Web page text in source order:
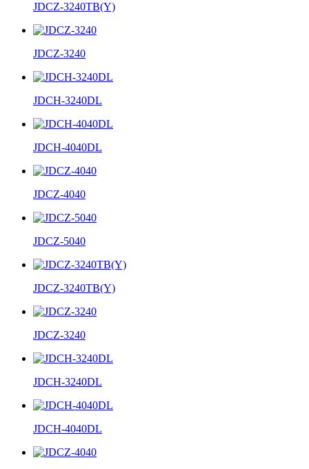
JDCZ-3240TB(Y)
JDCZ-3240
JDCH-3240DL
JDCH-4040DL
JDCZ-4040
JDCZ-5040
JDCZ-3240TB(Y)
JDCZ-3240
JDCH-3240DL
JDCH-4040DL